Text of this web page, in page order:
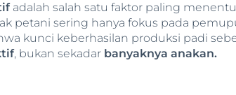
adalah salah satu faktor paling
petani sering hanya fokus pada
kunci keberhasilan produksi padi
, bukan sekadar banyaknya anakan.